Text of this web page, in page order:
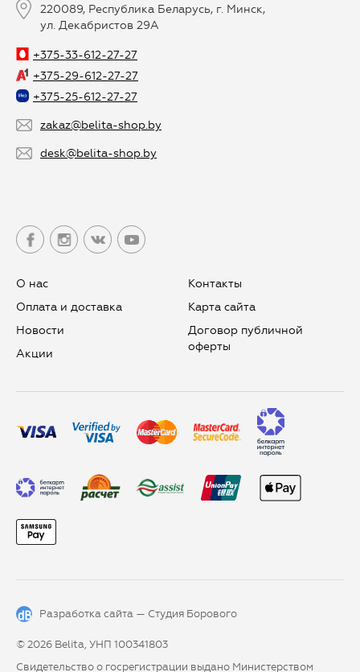
220089, Республика Беларусь, г. Минск,
ул. Декабристов 29А
+375-33-612-27-27
+375-29-612-27-27
+375-25-612-27-27
zakaz@belita-shop.by
desk@belita-shop.by
О нас
Оплата и доставка
Новости
Aкции
Контакты
Карта сайта
Договор публичной
оферты
Разработка сайта — Студия Борового
© 2026 Belita, УНП 100341803
Свидетельство о госрегистрации выдано Министерством